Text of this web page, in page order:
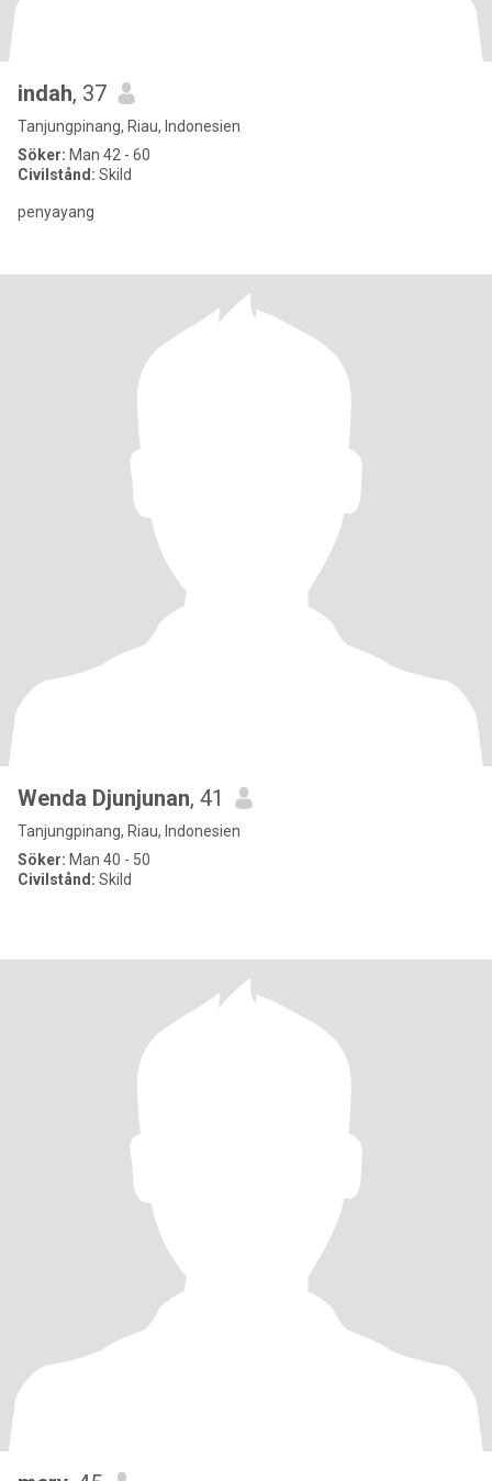
indah, 37
Tanjungpinang, Riau, Indonesien
Söker: Man 42 - 60
Civilstånd: Skild
penyayang
Wenda Djunjunan, 41
Tanjungpinang, Riau, Indonesien
Söker: Man 40 - 50
Civilstånd: Skild